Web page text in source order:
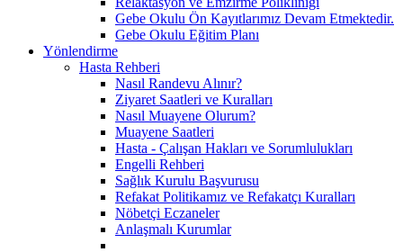
Gebe Okulu Ön Kayıtlarımız Devam Etmektedir.
Gebe Okulu Eğitim Planı
Yönlendirme
Hasta Rehberi
Nasıl Randevu Alınır?
Ziyaret Saatleri ve Kuralları
Nasıl Muayene Olurum?
Muayene Saatleri
Hasta - Çalışan Hakları ve Sorumlulukları
Engelli Rehberi
Sağlık Kurulu Başvurusu
Refakat Politikamız ve Refakatçı Kuralları
Nöbetçi Eczaneler
Anlaşmalı Kurumlar